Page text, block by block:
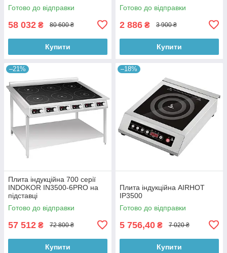
Готово до відправки
58 032 ₴ 80 600 ₴
Купити
Готово до відправки
2 886 ₴ 3 900 ₴
Купити
–21%
Плита індукційна 700 серії
INDOKOR IN3500-6PRO на
підставці
Готово до відправки
57 512 ₴ 72 800 ₴
Купити
–18%
Плита індукційна AIRHOT
IP3500
Готово до відправки
5 756,40 ₴ 7 020 ₴
Купити